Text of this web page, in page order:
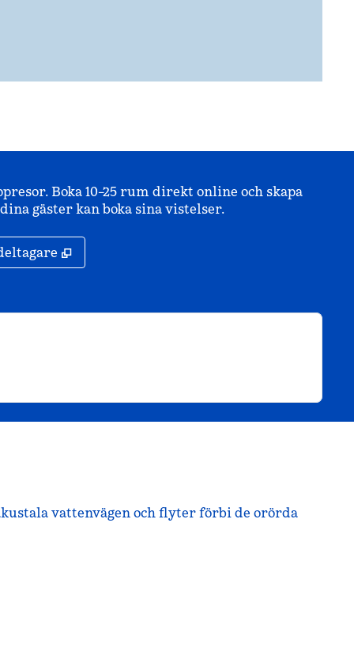
Boka 10–25 rum direkt online och skapa
gäster kan boka sina vistelser.
,
vattenvägen och flyter förbi de orörda